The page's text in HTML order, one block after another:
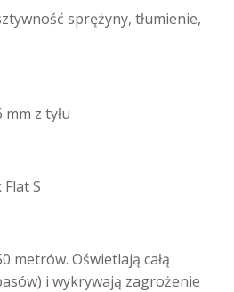
sprężyny, tłumienie,
z tyłu
S
metrów. Oświetlają całą
i wykrywają zagrożenie